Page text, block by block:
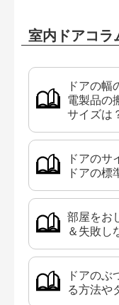
室内ドアコラ
ドアの
電製品の
サイズは
ドアのサ
ドアの標
部屋をお
＆失敗し
ドアの
る方法や